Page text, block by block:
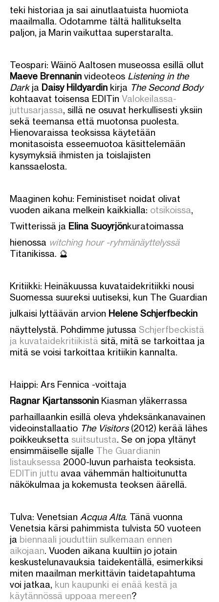
teki historiaa ja sai ainutlaatuista huomiota
maailmalla. Odotamme tältä hallitukselta
paljon, ja Marin vaikuttaa superstaralta.
Teospari: Wäinö Aaltosen museossa esillä ollut
Maeve Brennanin videoteos Listening in the
Darkja Daisy Hildyardin kirja The Second Body
kohtaavat toisensa EDITin Valokeilassa-
juttusarjassa, sillä ne osuvat herkullisesti yksiin
sekä teemansa että muotonsa puolesta.
Hienovaraissa teoksissa käytetään
monitasoista esseemuotoa käsittelemään
kysymyksiä ihmisten ja toislajisten
kanssaelosta.
Maaginen kohu: Feministiset noidat olivat
vuoden aikana melkein kaikkialla: otsikoissa,
Twitterissä ja Elina Suoyrjönkuratoimassa
hienossa witching hour -ryhmänäyttelyssä
Titanikissa. 🔮
Kritiikki: Heinäkuussa kuvataidekritiikki nousi
Suomessa suureksi uutiseksi, kun The Guardian
julkaisi lyttäävän arvion Helene Schjerfbeckin
näyttelystä. Pohdimme jutussa Schjerfbeckistä
ja kuvataidekritiikistä sitä, mitä se tarkoittaa ja
mitä se voisi tarkoittaa kritiikin kannalta.
Haippi: Ars Fennica -voittaja
Ragnar Kjartanssonin Kiasman yläkerrassa
parhaillaankin esillä oleva yhdeksänkanavainen
videoinstallaatio The Visitors(2012) kerää lähes
poikkeuksetta suitsutusta. Se on jopa yltänyt
ensimmäiselle sijalle The Guardianin
listauksessa 2000-luvun parhaista teoksista.
EDITin juttu avaa vähemmän haltioitunutta
näkökulmaa ja kokemusta teoksen äärellä.
Tulva: Venetsian Acqua Alta. Tänä vuonna
Venetsia kärsi pahimmista tulvista 50 vuoteen
ja biennaali jouduttiin sulkemaan ennen
aikojaan. Vuoden aikana kuultiin jo jotain
keskustelunavauksia taidekentällä, esimerkiksi
miten maailman merkittävin taidetapahtuma
voi jatkaa, kun kaupunki ei enää kestä ja
käytännössä uppoaa mereen?